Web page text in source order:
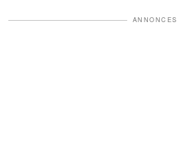
ANNONCES